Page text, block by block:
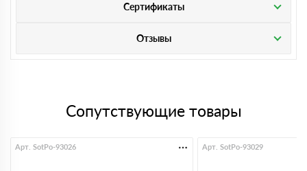
Сертификаты
Отзывы
Сопутствующие товары
Арт. SotPo-93026 Арт. SotPo-93029